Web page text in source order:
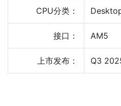
CPU分类：
接口： AM5
上市发布： Q3